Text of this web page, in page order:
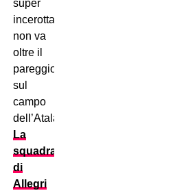
super
incerottato
non va
oltre il
pareggio
sul
campo
dell’Atalanta.
La
squadra
di
Allegri